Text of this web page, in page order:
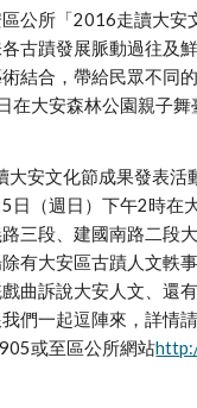
公所「2016走讀大安
古蹟發展脈動過往及
結合，帶給民眾不同
在大安森林公園親子舞
大安文化節成果發表活
日（週日）下午2時在
三段、建國南路二段
有大安區古蹟人文軼
曲訴說大安人文、還
們一起逗陣來，詳情
或至區公所網站